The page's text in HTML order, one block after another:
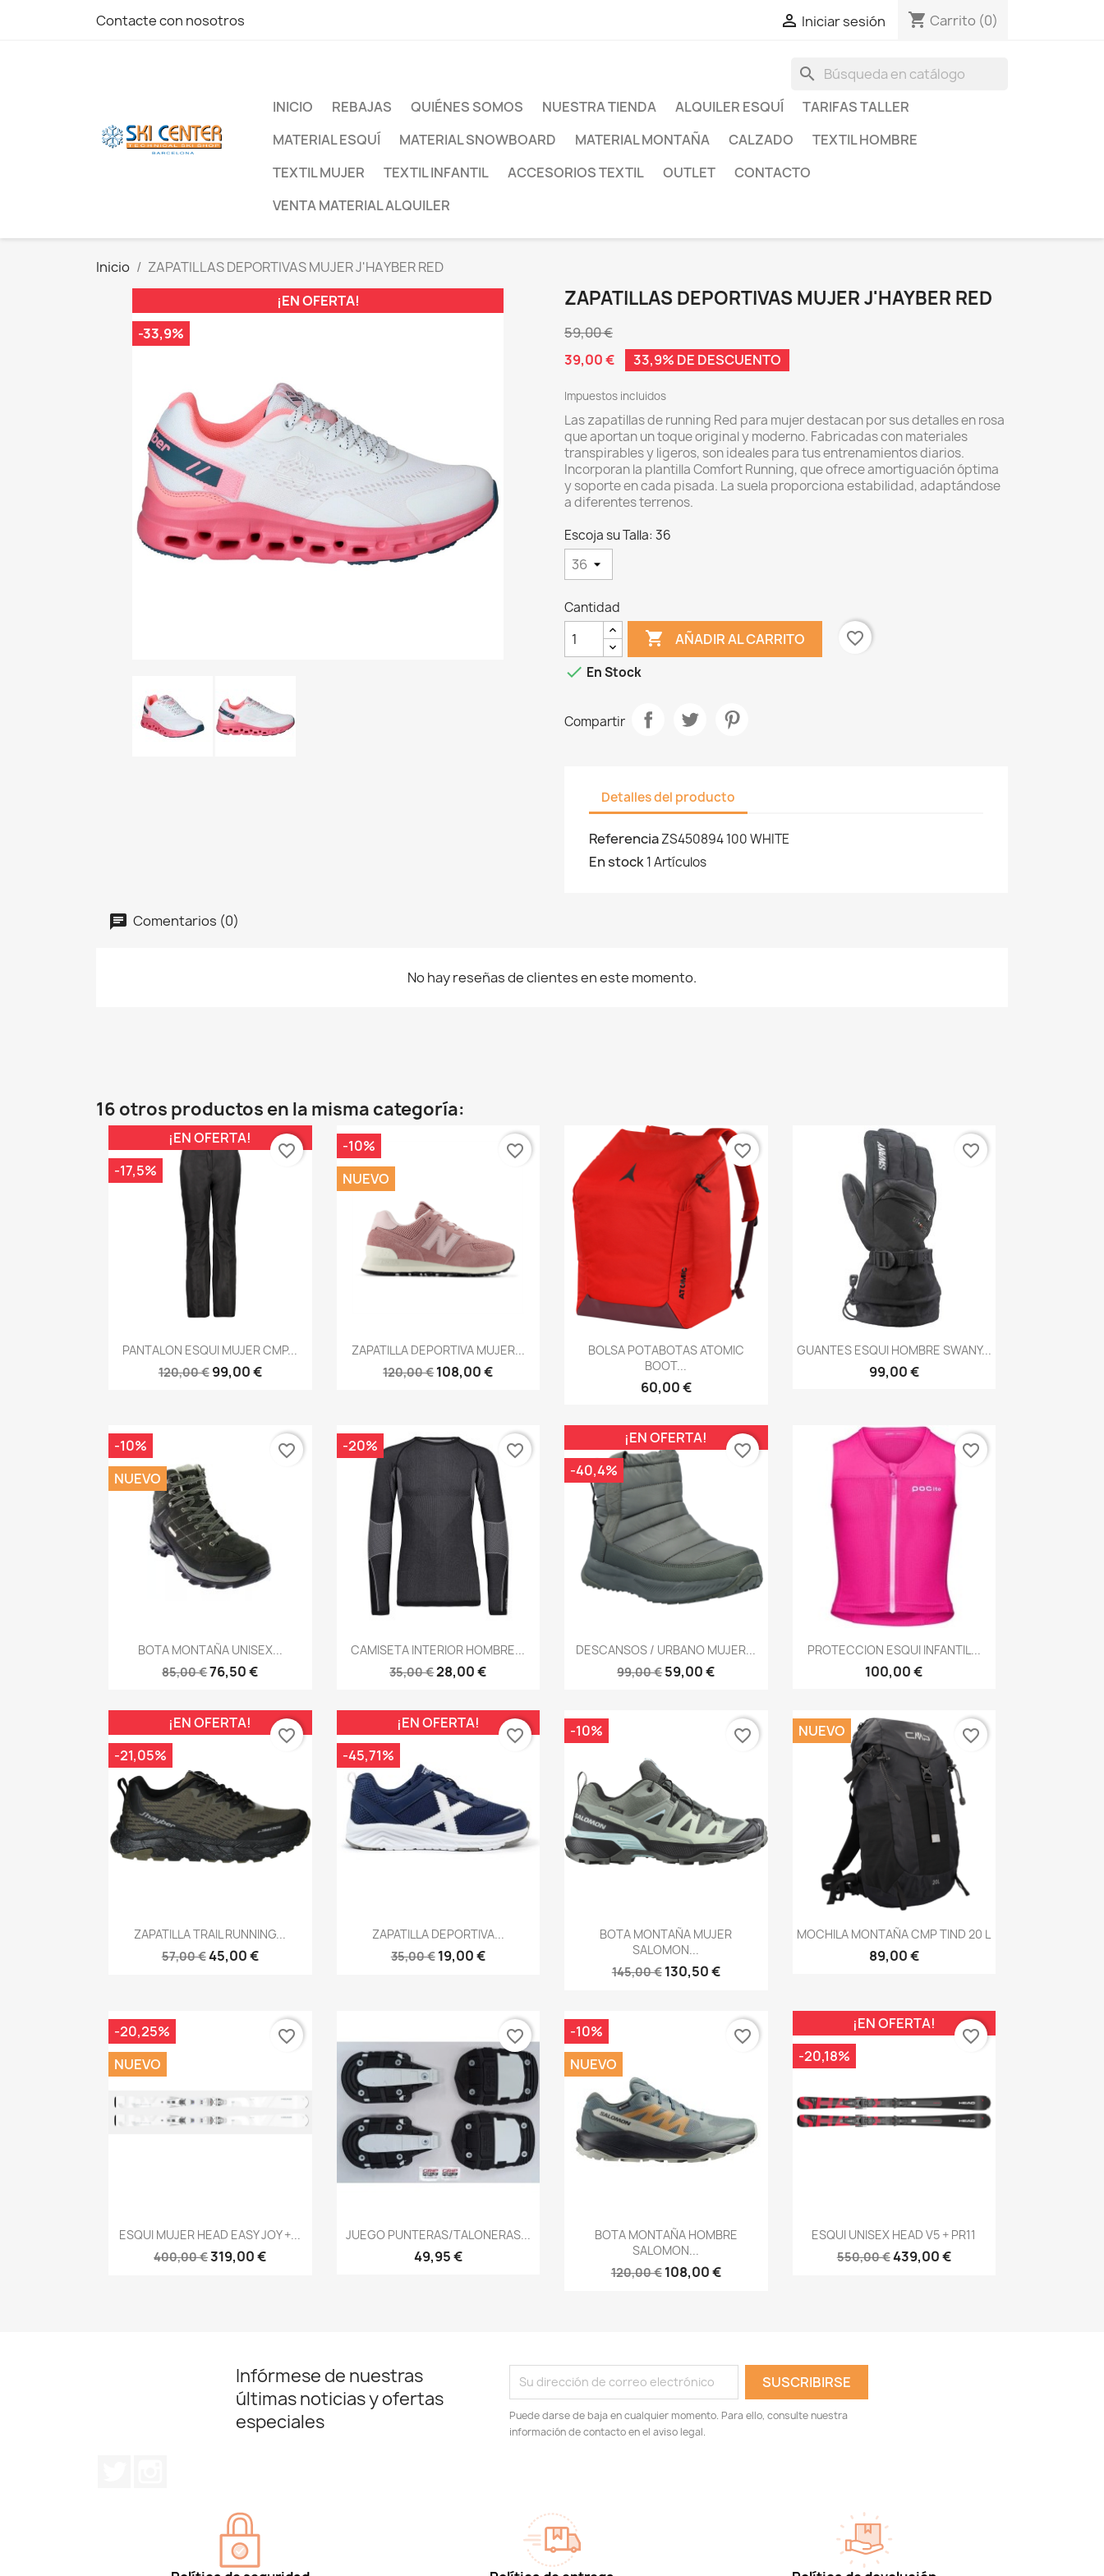
Contacte con nosotros  Iniciar sesión shopping_cart Carrito (0)
search
INICIO REBAJAS QUIÉNES SOMOS NUESTRA TIENDA ALQUILER ESQUÍ
TARIFAS TALLER
MATERIAL ESQUÍ
MATERIAL SNOWBOARD MATERIAL MONTAÑA CALZADO
TEXTIL HOMBRE
TEXTIL MUJER
TEXTIL INFANTIL ACCESORIOS TEXTIL OUTLET
CONTACTO
VENTA MATERIAL ALQUILER
Inicio
ZAPATILLAS DEPORTIVAS MUJER J'HAYBER RED
¡EN OFERTA!
-33,9%
ZAPATILLAS DEPORTIVAS MUJER J'HAYBER RED
59,00 €
39,00 €
33,9% DE DESCUENTO
Impuestos incluidos
Las zapatillas de running Red para mujer destacan por sus detalles en rosa
que aportan un toque original y moderno. Fabricadas con materiales
transpirables y ligeros, son ideales para tus entrenamientos diarios.
Incorporan la plantilla Comfort Running, que ofrece amortiguación óptima
y soporte en cada pisada. La suela proporciona estabilidad, adaptándose
a diferentes terrenos.
Escoja su Talla: 36
Cantidad
 AÑADIR AL CARRITO
favorite_border
 En Stock
Compartir
Detalles del producto
ReferenciaZS450894 100 WHITE
En stock1 Artículos
Comentarios (0)
No hay reseñas de clientes en este momento.
16 otros productos en la misma categoría:
Vista rápida
PANTALON ESQUI MUJER CMP...
120,00 € 99,00 €
¡EN OFERTA!
-17,5%
favorite_border
 Vista rápida
ZAPATILLA DEPORTIVA MUJER...
120,00 €108,00 €
-10%
NUEVO
favorite_border
Vista rápida
BOLSA POTABOTAS ATOMIC
BOOT...
60,00 €
favorite_border
Vista rápida
GUANTES ESQUI HOMBRE SWANY...
99,00 €
favorite_border
Vista rápida
BOTA MONTAÑA UNISEX...
85,00 €76,50 €
-10%
NUEVO
favorite_border
 Vista rápida
CAMISETA INTERIOR HOMBRE...
35,00 €28,00 €
-20% favorite_border
Vista rápida
DESCANSOS / URBANO MUJER...
99,00 €59,00 €
¡EN OFERTA!
-40,4%
favorite_border
Vista rápida
PROTECCION ESQUI INFANTIL...
100,00 €
favorite_border
 Vista rápida
ZAPATILLA TRAIL RUNNING...
57,00 €45,00 €
¡EN OFERTA!
-21,05%
favorite_border
Vista rápida
ZAPATILLA DEPORTIVA...
35,00 € 19,00 €
¡EN OFERTA!
-45,71%
favorite_border
Vista rápida
BOTA MONTAÑA MUJER
SALOMON...
145,00 € 130,50 €
-10% favorite_border
Vista rápida
MOCHILA MONTAÑA CMP TIND 20 L
89,00 €
NUEVO favorite_border
Vista rápida
ESQUI MUJER HEAD EASY JOY +...
400,00 €319,00 €
-20,25%
NUEVO
favorite_border
Vista rápida
JUEGO PUNTERAS/TALONERAS...
49,95 €
favorite_border
Vista rápida
BOTA MONTAÑA HOMBRE
SALOMON...
120,00 € 108,00 €
-10%
NUEVO
favorite_border
Vista rápida
ESQUI UNISEX HEAD V5 + PR11
550,00 €439,00 €
¡EN OFERTA!
-20,18%
favorite_border
Infórmese de nuestras
últimas noticias y ofertas
especiales
Puede darse de baja en cualquier momento. Para ello, consulte nuestra
información de contacto en el aviso legal.